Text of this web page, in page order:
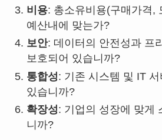
비용: 총소유비용(구매가격,
예산내에 맞는가?
보안: 데이터의 안전성과 프
보호되어 있습니까?
통합성: 기존 시스템 및 IT
있습니까?
확장성: 기업의 성장에 맞게
니까?